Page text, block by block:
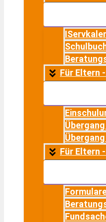
Für Eltern
Für Eltern